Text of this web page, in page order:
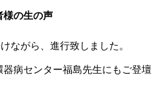
様の生の声
ながら、進行致しました。
病センター福島先生にもご登壇